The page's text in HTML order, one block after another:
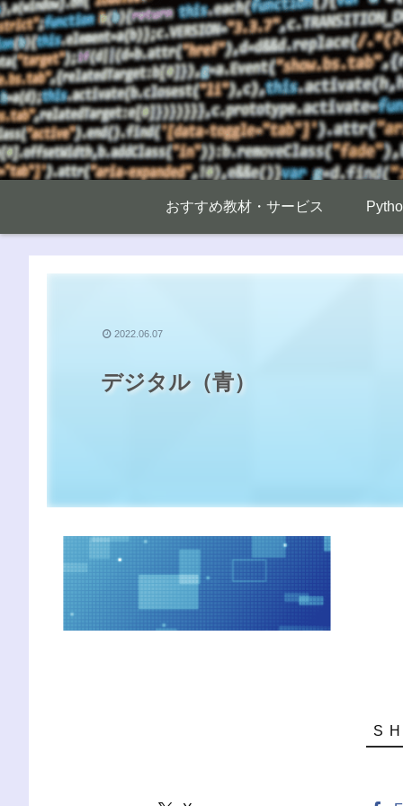
おすすめ教材・サービス
デジタル（青）
2022.06.07